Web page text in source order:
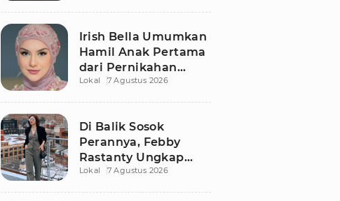
Irish Bella Umumkan
Hamil Anak Pertama
dari Pernikahan
dengan Haldy Sabri
Lokal 7 Agustus 2026
Di Balik Sosok
Perannya, Febby
Rastanty Ungkap
Luka Masa Kecil yang
Lokal 7 Agustus 2026